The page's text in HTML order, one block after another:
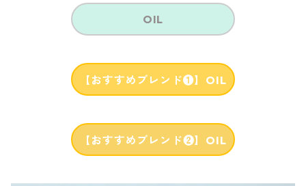
OIL
【おすすめブレンド❶】OIL
【おすすめブレンド❷】OIL